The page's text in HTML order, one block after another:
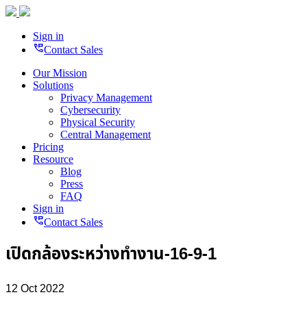
Sign in
perm_phone_msgContact Sales
Our Mission
Solutions
Privacy Management
Cybersecurity
Physical Security
Central Management
Pricing
Resource
Blog
Press
FAQ
Sign in
perm_phone_msgContact Sales
เปิดกล้องระหว่างทำงาน-16-9-1
12 Oct 2022